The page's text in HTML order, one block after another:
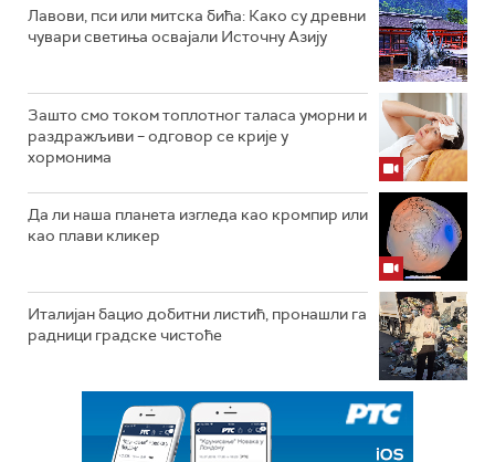
Лавови, пси или митска бића: Како су древни
чувари светиња освајали Источну Азију
Зашто смо током топлотног таласа уморни и
раздражљиви – одговор се крије у
хормонима
Да ли наша планета изгледа као кромпир или
као плави кликер
Италијан бацио добитни листић, пронашли га
радници градске чистоће